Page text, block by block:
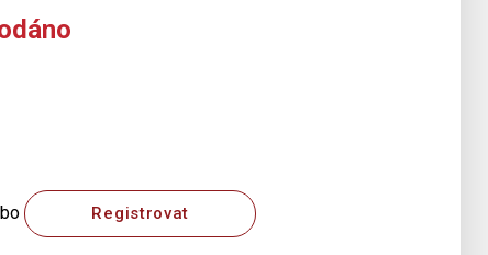
Registrovat